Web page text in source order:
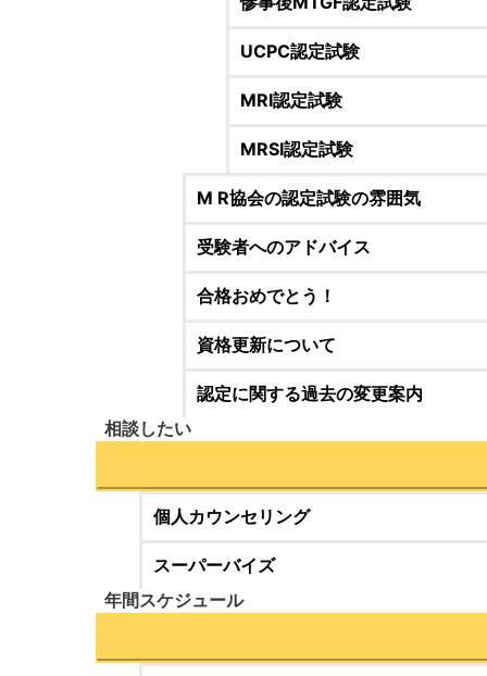
UCPC認定試験
MRI認定試験
MRSI認定試験
M R協会の認定試験の雰囲気
受験者へのアドバイス
合格おめでとう！
資格更新について
認定に関する過去の変更案内
相談したい
個人カウンセリング
スーパーバイズ
年間スケジュール